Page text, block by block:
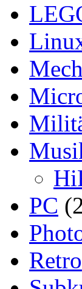
PC
Retro